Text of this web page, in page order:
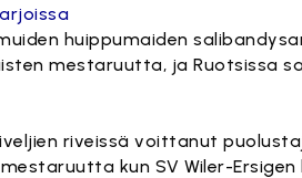
huippumaiden
mestaruutta, ja Ruotsissa
riveissä voittanut
kun SV Wiler-Ersigen